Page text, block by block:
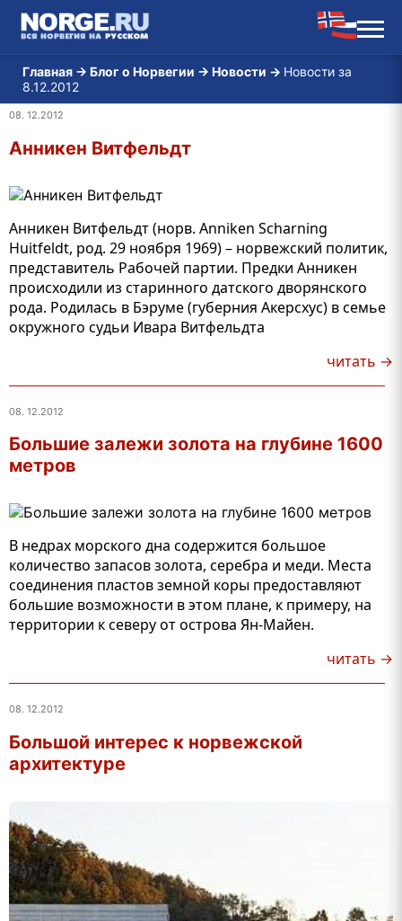
Главная → Блог о Норвегии → Новости → Новости за
8.12.2012
08. 12.2012
Анникен Витфельдт
Анникен Витфельдт (норв. Anniken Scharning
Huitfeldt, род. 29 ноября 1969) – норвежский политик,
представитель Рабочей партии. Предки Анникен
происходили из старинного датского дворянского
рода. Родилась в Бэруме (губерния Акерсхус) в семье
окружного судьи Ивара Витфельдта
читать →
08. 12.2012
Большие залежи золота на глубине 1600
метров
В недрах морского дна содержится большое
количество запасов золота, серебра и меди. Места
соединения пластов земной коры предоставляют
большие возможности в этом плане, к примеру, на
территории к северу от острова Ян-Майен.
читать →
08. 12.2012
Большой интерес к норвежской
архитектуре